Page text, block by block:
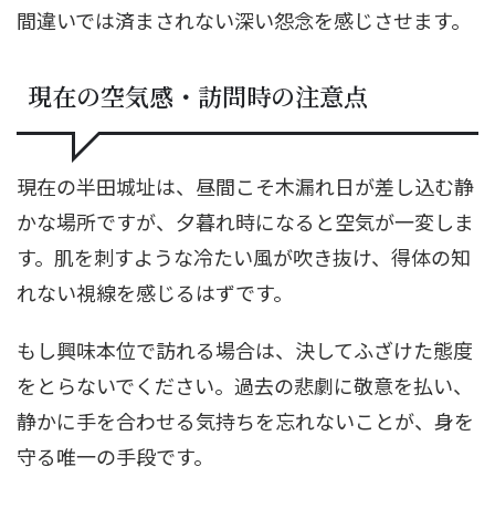
間違いでは済まされない深い怨念を感じさせます。
現在の空気感・訪問時の注意点
現在の半田城址は、昼間こそ木漏れ日が差し込む静
かな場所ですが、夕暮れ時になると空気が一変しま
す。肌を刺すような冷たい風が吹き抜け、得体の知
れない視線を感じるはずです。
もし興味本位で訪れる場合は、決してふざけた態度
をとらないでください。過去の悲劇に敬意を払い、
静かに手を合わせる気持ちを忘れないことが、身を
守る唯一の手段です。